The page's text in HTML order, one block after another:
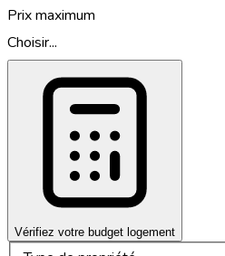
Prix maximum
Choisir...
Vérifiez votre budget logement